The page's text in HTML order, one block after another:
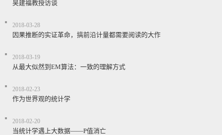
吴建福教授访谈
2018-03-28
因果推断的实证革命，搞前沿计量都需要阅读的大作
2018-03-19
从最大似然到EM算法：一致的理解方式
2018-02-23
作为世界观的统计学
2018-02-20
当统计学遇上大数据——P值消亡